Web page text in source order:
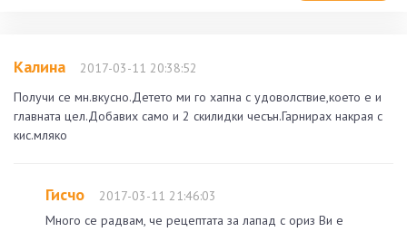
Калина
2017-03-11 20:38:52
Получи се мн.вкусно.Детето ми го хапна с удоволствие,което е и
главната цел.Добавих само и 2 скилидки чесън.Гарнирах накрая с
кис.мляко
Гисчо
2017-03-11 21:46:03
Много се радвам, че рецептата за лапад с ориз Ви е